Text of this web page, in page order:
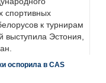
спортивных
к турнирам
выступила Эстония,
оспорила в CAS